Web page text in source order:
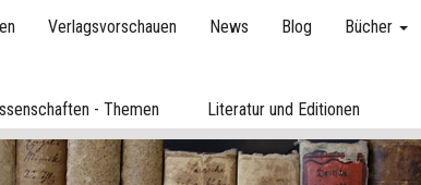
Verlagsvorschauen News Blog Bücher
- Themen Literatur und Editionen